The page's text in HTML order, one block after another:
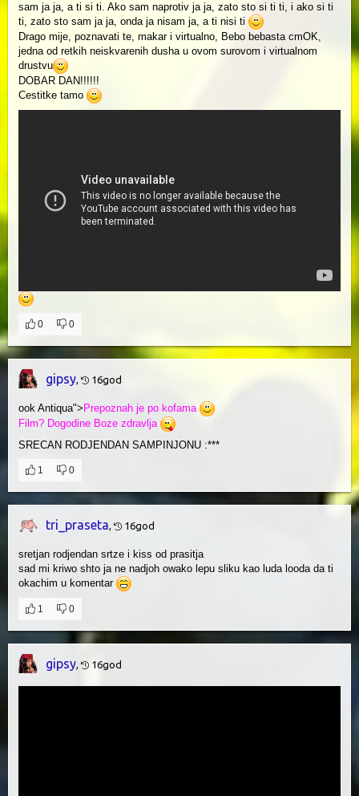
sam ja ja, a ti si ti. Ako sam naprotiv ja ja, zato sto si ti ti, i ako si ti
ti, zato sto sam ja ja, onda ja nisam ja, a ti nisi ti
Drago mije, poznavati te, makar i virtualno, Bebo bebasta cmOK,
jedna od retkih neiskvarenih dusha u ovom surovom i virtualnom
drustvu
DOBAR DAN!!!!!!
Cestitke tamo
0 0
gipsy, 16god
ook Antiqua"> Prepoznah je po kofama
Film? Dogodine Boze zdravlja
SRECAN RODJENDAN SAMPINJONU :***
1 0
tri_praseta, 16god
sretjan rodjendan srtze i kiss od prasitja
sad mi kriwo shto ja ne nadjoh owako lepu sliku kao luda looda da ti
okachim u komentar
1 0
gipsy, 16god